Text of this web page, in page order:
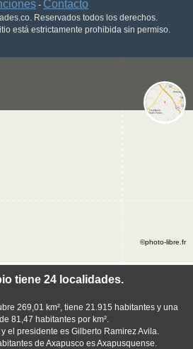
- Contacto
Reservados todos los derechos.
está estrictamente prohibida sin permiso.
tiene 24 localidades.
269,01 km², tiene 21.915 habitantes y una
81,47 habitantes por km².
el presidente es Gilberto Ramirez Avila.
de Axapusco es Axapusquense.
©photo-libre.fr